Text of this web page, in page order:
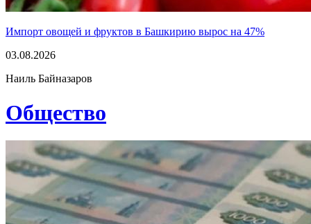
Импорт овощей и фруктов в Башкирию вырос на 47%
03.08.2026
Наиль Байназаров
Общество